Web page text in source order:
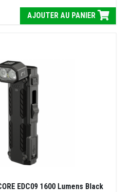
AJOUTER AU PANIER
EDC09 1600 Lumens Black